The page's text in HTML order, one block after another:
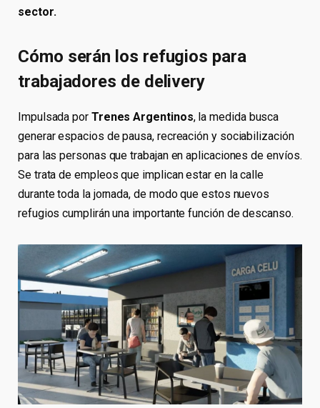
sector.
Cómo serán los refugios para
trabajadores de delivery
Impulsada por Trenes Argentinos, la medida busca
generar espacios de pausa, recreación y sociabilización
para las personas que trabajan en aplicaciones de envíos.
Se trata de empleos que implican estar en la calle
durante toda la jornada, de modo que estos nuevos
refugios cumplirán una importante función de descanso.